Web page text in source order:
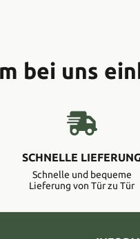
bei uns
SCHNELLE
Schnelle und bequeme
Lieferung von Tür zu Tür